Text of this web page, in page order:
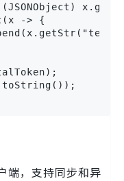
-> {
，支持同步和异